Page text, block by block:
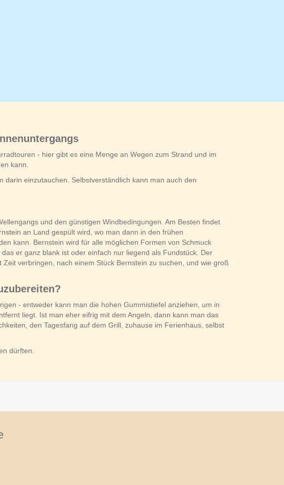
- hier gibt es eine Menge an Wegen zum Strand und im
kann.
einzutauchen. Selbstverständlich kann man auch den
und den günstigen Windbedingungen. Am Besten findet
an Land gespült wird, wo man dann in den frühen
kann. Bernstein wird für alle möglichen Formen von Schmuck
er ganz blank ist oder einfach nur liegend als Fundstück. Der
verbringen, nach einem Stück Bernstein zu suchen, und wie groß
- entweder kann man die hohen Gummistiefel anziehen, um in
liegt. Ist man eher eifrig mit dem Angeln, dann kann man das
den Tagesfang auf dem Grill, zuhause im Ferienhaus, selbst
dürften.